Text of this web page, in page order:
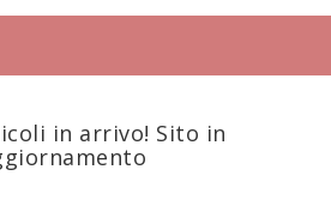
in arrivo! Sito in